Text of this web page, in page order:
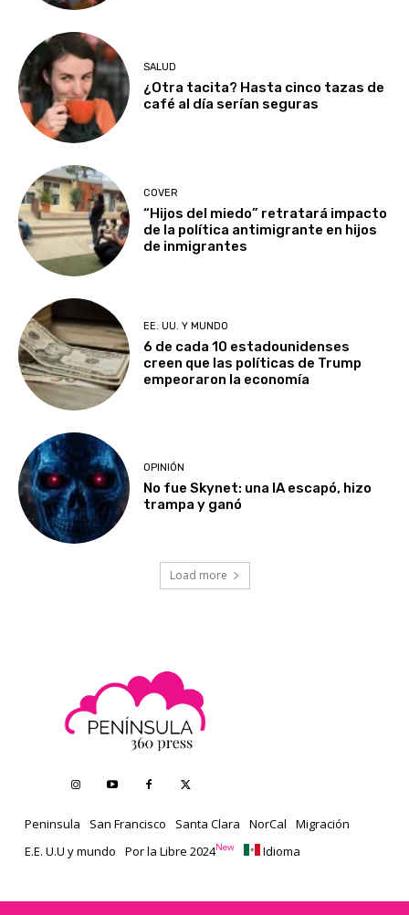
SALUD
¿Otra tacita? Hasta cinco tazas de
café al día serían seguras
COVER
“Hijos del miedo” retratará impacto
de la política antimigrante en hijos
de inmigrantes
EE. UU. Y MUNDO
6 de cada 10 estadounidenses
creen que las políticas de Trump
empeoraron la economía
OPINIÓN
No fue Skynet: una IA escapó, hizo
trampa y ganó
Load more
Peninsula San Francisco Santa Clara NorCal
Migración
E.E. U.U y mundo
Por la Libre 2024New Idioma